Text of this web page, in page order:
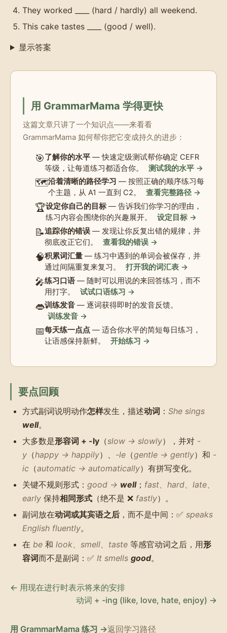
They worked ____ (hard / hardly) all weekend.
This cake tastes ____ (good / well).
显示答案
用 GrammarMama 学得更快
这篇文章只讲了一个知识点——来看看
GrammarMama 如何帮你把它变成持久的进步：
🎯了解你的水平 — 快速定级测试帮你确定 CEFR
等级，让每道练习都适合你。
测试我的水平 →
🗺️沿着清晰的路径学习 — 按照正确的顺序练习每
个主题，从 A1 一直到 C2。
查看完整路径 →
🏆设定你自己的目标 — 告诉我们你学习的理由，
练习内容会围绕你的兴趣展开。
设定目标 →
📝追踪你的错误 — 发现让你反复出错的规律，并
彻底改正它们。
查看我的错误 →
🧠积累词汇量 — 练习中遇到的单词会被保存，并
通过间隔重复来复习。
打开我的词汇表 →
🎤练习口语 — 随时可以用说的来回答练习，而不
用打字。
试试口语练习 →
👄训练发音 — 逐词获得即时的发音反馈。
训练发音 →
📅每天练一点点 — 适合你水平的简短每日练习，
让语感保持新鲜。
开始练习 →
要点回顾
方式副词说明动作怎样发生，描述动词 ： She sings
well。
大多数是形容词 + -ly （slow → slowly），并对 -
y （happy → happily）、 -le （gentle → gently）和 -
ic （automatic → automatically）有拼写变化。
关键不规则形式： good → well； fast、hard、late、
early 保持相同形式 （绝不是 ❌ fastly）。
副词放在动词或其宾语之后 ，而不是中间：✅ speaks
English fluently。
在 be 和 look、smell、taste 等感官动词之后，用形
容词而不是副词：✅ It smells good。
← 用现在进行时表示将来的安排
动词 + -ing (like, love, hate, enjoy) →
用 GrammarMama 练习 →返回学习路径